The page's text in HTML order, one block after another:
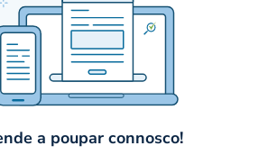
a poupar connosco!